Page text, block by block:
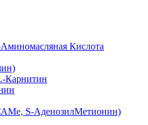
Кислота
Карнитин
S-АденозилМетионин)